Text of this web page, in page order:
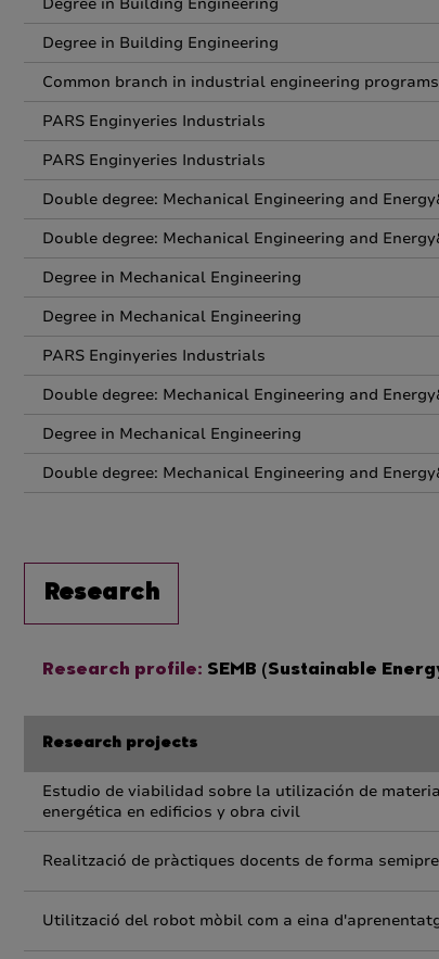
Degree in Building Engineering
Common branch in industrial engineering
PARS Enginyeries Industrials
PARS Enginyeries Industrials
Double degree: Mechanical Engineering and
Double degree: Mechanical Engineering and
Degree in Mechanical Engineering
Degree in Mechanical Engineering
PARS Enginyeries Industrials
Double degree: Mechanical Engineering and
Degree in Mechanical Engineering
Double degree: Mechanical Engineering and
Research
Research profile: SEMB (Sustainable
Research projects
Estudio de viabilidad sobre la utilización de
energética en edificios y obra civil
Realització de pràctiques docents de forma
Utilització del robot mòbil com a eina